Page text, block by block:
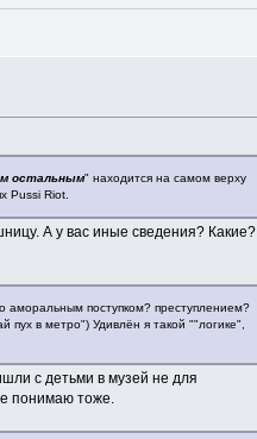
остальным" находится на самом верху
Pussi Riot.
А у вас иные сведения? Какие?
аморальным поступком? преступлением?
в метро") Удивлён я такой ""логике",
с детьми в музей не для
понимаю тоже.